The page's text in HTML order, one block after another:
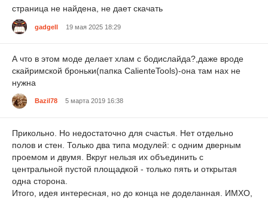
страница не найдена, не дает скачать
gadgell 19 мая 2025 18:29
А что в этом моде делает хлам с бодислайда?,даже вроде
скайримской броньки(папка CalienteTools)-она там нах не
нужна
Bazil78 5 марта 2019 16:38
Прикольно. Но недостаточно для счастья. Нет отдельно
полов и стен. Только два типа модулей: с одним дверным
проемом и двумя. Вкруг нельзя их объединить с
центральной пустой площадкой - только пять и открытая
одна сторона.
Итого, идея интересная, но до конца не доделанная. ИМХО,